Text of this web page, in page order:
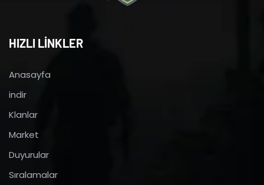
HIZLI LİNKLER
Anasayfa
indir
Klanlar
Market
Duyurular
Sıralamalar